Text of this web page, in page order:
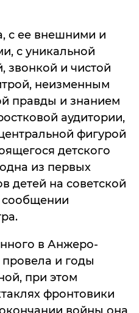
с ее внешними и
с уникальной
звонкой и чистой
неизменным
правды и знанием
аудитории,
фигурой
детского
из первых
детей на советской
сообщении
в Анжеро-
и годы
при этом
фронтовики